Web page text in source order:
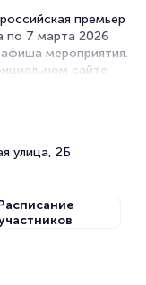
премьер
по 7 марта 2026
мероприятия.
сайте
это
для покупки и
формата.
начиная с выбора
улица, 2Б